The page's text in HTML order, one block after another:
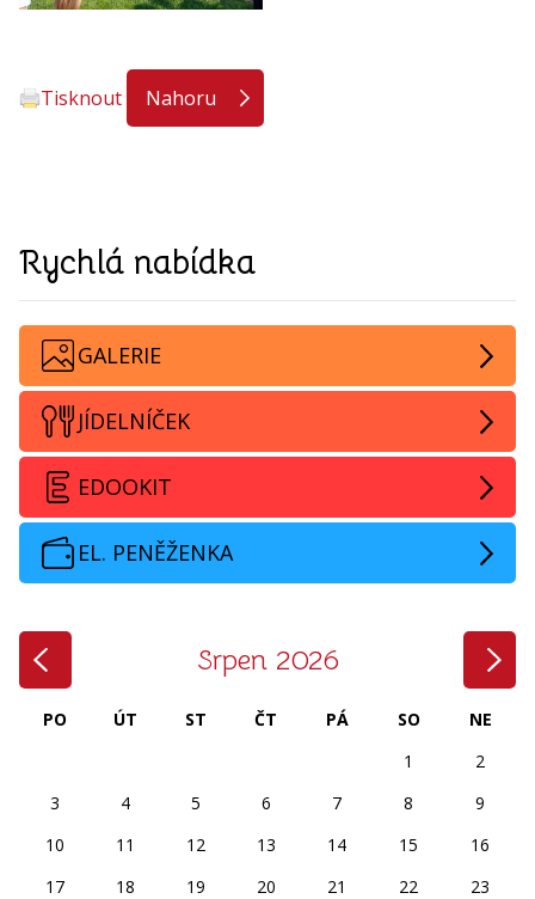
Tisknout Nahoru
Rychlá nabídka
GALERIE
JÍDELNÍČEK
EDOOKIT
EL. PENĚŽENKA
Srpen 2026
PO ÚT ST ČT PÁ SO
NE
1
2
3
4 5 6 7 8
9
10
11 12 13 14 15
16
17
18 19 20 21 22
23